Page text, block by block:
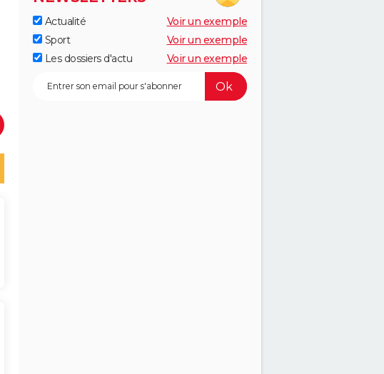
Actualité
Voir un exemple
Sport
Voir un exemple
Les dossiers d'actu
Voir un exemple